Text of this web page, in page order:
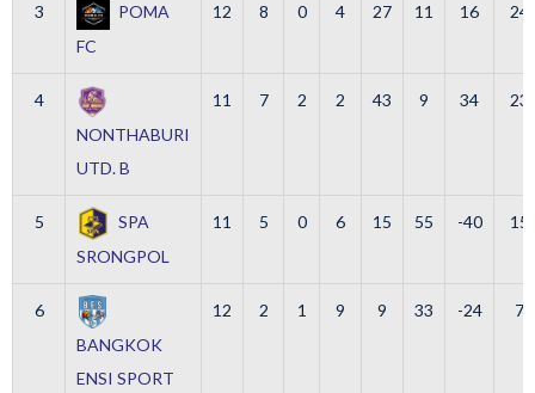
3
POMA
FC
12 8 0 4 27 11 16 24
4
NONTHABURI
UTD. B
11 7 2 2 43 9 34 23
5
SPA
SRONGPOL
11 5 0 6 15 55 -40 15
6
BANGKOK
ENSI SPORT
12 2 1 9 9 33 -24 7